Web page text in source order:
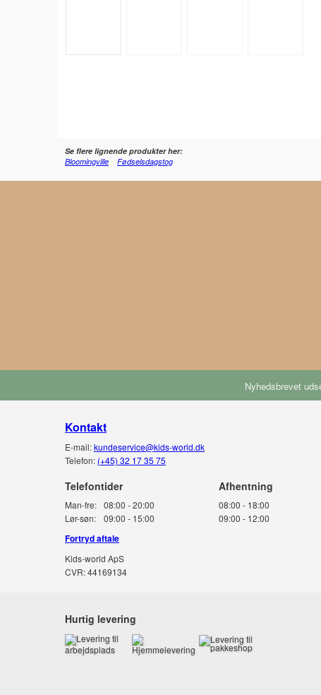
Se flere lignende produkter her:
Bloomingville
Fødselsdagstog
Nyhedsbrevet
Kontakt
E-mail:kundeservice@kids-world.dk
Telefon: (+45) 32 17 35 75
Telefontider
Man-fre: 08:00 - 20:00
Lør-søn:
09:00 - 15:00
08:00 - 18:00
09:00 - 12:00
Fortryd aftale
Kids-world ApS
CVR: 44169134
Hurtig levering